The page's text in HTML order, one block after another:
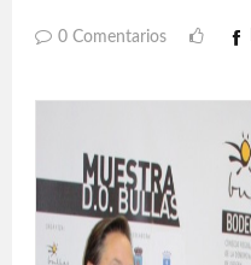
0 Comentarios